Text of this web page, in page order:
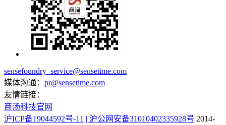
sensefoundry_service@sensetime.com
媒体沟通： pr@sensetime.com
友情链接：
商汤科技官网
沪ICP备19044592号-11 | 沪公网安备31010402335928号 2014-